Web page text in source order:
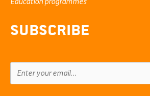
Subscribe